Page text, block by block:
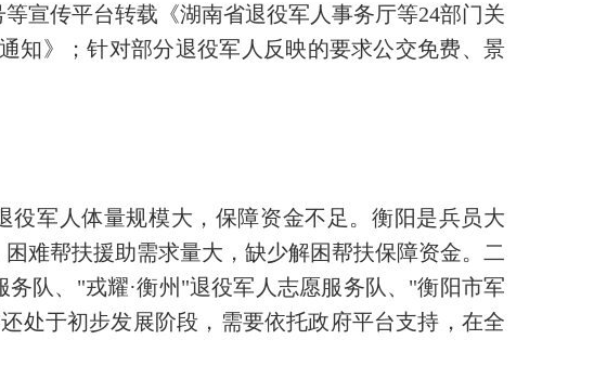
宣传平台转载《湖南省退役军人事务厅等24部门关
知》；针对部分退役军人反映的要求公交免费、景
军人体量规模大，保障资金不足。衡阳是兵员大
难帮扶援助需求量大，缺少解困帮扶保障资金。二
队、"戎耀·衡州"退役军人志愿服务队、"衡阳市军
处于初步发展阶段，需要依托政府平台支持，在全